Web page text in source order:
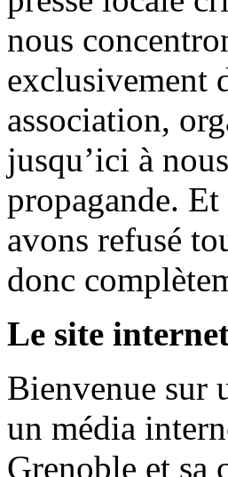
nous
exclusivement
association,
jusqu’ici à
propagande.
avons refusé
donc
Le site
Bienvenue sur
un média
Grenoble et sa